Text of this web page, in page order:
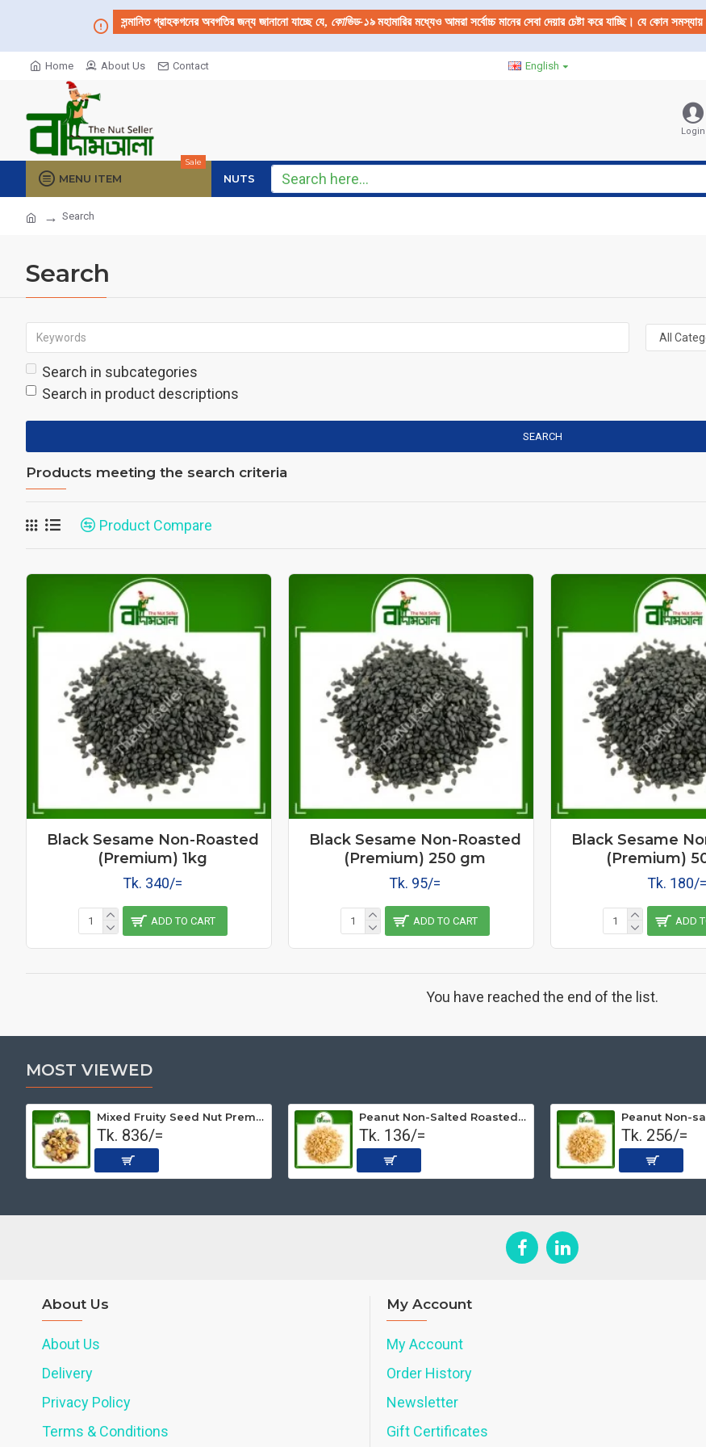
সন্মানিত গ্রাহকগনের অবগতির জন্য জানানো যাচ্ছে যে, কোভিড-১৯মহামারির মধ্যেও আমরা সর্বোচ্চ মানের সেবা দেয়ার চেষ্টা করে যাচ্ছি। যে কোন
Home About Us Contact English
Login
MENU ITEM
Sale
NUTS
Search
Search
Search in subcategories
Search in product descriptions
SEARCH
Products meeting the search criteria
Product Compare
Black Sesame Non-Roasted
(Premium) 1kg
Tk. 340/=
ADD TO CART
Black Sesame Non-Roasted
(Premium) 250 gm
Tk. 95/=
ADD TO CART
Black Sesame
(Premium)
Tk. 180/=
ADD
You have reached the end of the list.
MOST VIEWED
Mixed Fruity Seed Nut Premium (Roasted) 500 gm
Tk. 836/=
Peanut Non-Salted Roasted (Premium) 250 gm
Tk. 136/= Tk. 256/=
About Us
About Us
Delivery
Privacy Policy
Terms & Conditions
My Account
My Account
Order History
Newsletter
Gift Certificates